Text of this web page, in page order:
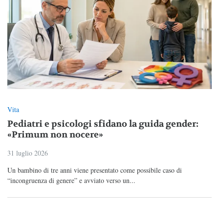
Vita
Pediatri e psicologi sfidano la guida gender:
«Primum non nocere»
31 luglio 2026
Un bambino di tre anni viene presentato come possibile caso di
“incongruenza di genere” e avviato verso un...